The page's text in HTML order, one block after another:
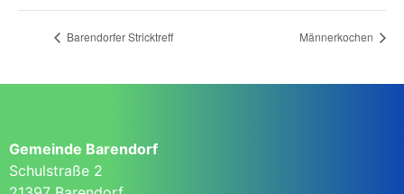
Barendorfer Stricktreff Männerkochen
Gemeinde Barendorf
Schulstraße 2